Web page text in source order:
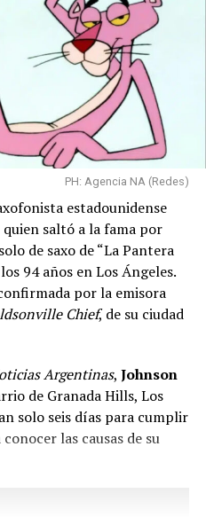
busca
de la identidad LGTBIQ+”
que, según sostuvo,
futuro”. También destacó
desnudo como expresión
adelante hacia el futuro” y
participantes durante la
con la celebración religiosa
Ana, lo que obligó a
al templo mientras se
Tras finalizar las
PH: Agencia NA (Redes)
estadounidense
quien saltó a la fama por
de saxo de “La Pantera
94 años en Los Ángeles.
por la emisora
Chief, de su ciudad
Argentinas, Johnson
de Granada Hills, Los
solo seis días para cumplir
las causas de su